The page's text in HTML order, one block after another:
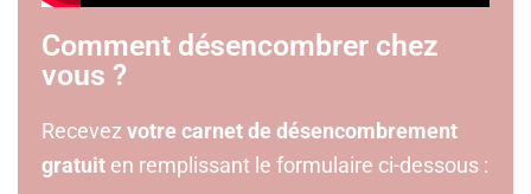
Comment désencombrer chez
vous ?
Recevez votre carnet de désencombrement
gratuit en remplissant le formulaire ci-dessous :